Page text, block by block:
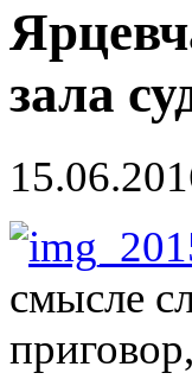
зала
смысле